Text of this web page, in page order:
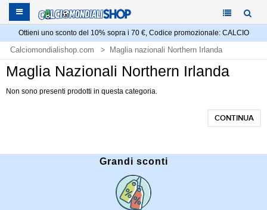
Ottieni uno sconto del 10% sopra i 70 €, Codice promozionale: CALCIO
Calciomondialishop.com Maglia nazionali Northern Irlanda
Maglia Nazionali Northern Irlanda
Non sono presenti prodotti in questa categoria.
CONTINUA
Grandi sconti